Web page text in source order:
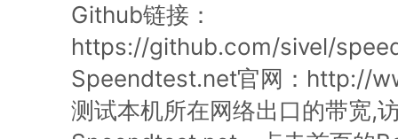
Github链接：
https://github.com/sivel/
Speendtest.net官网：http://
测试本机所在网络出口的带宽,